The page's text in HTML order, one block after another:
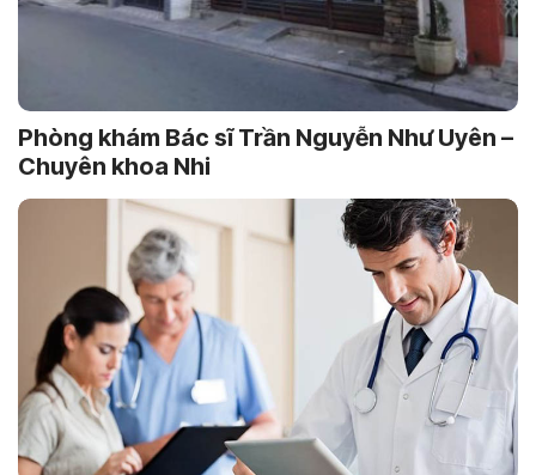
Phòng khám Bác sĩ Trần Nguyễn Như Uyên –
Chuyên khoa Nhi